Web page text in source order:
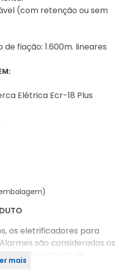
(com retenção ou sem
fiação: 1.600m. lineares
Elétrica Ecr-18 Plus
os eletrificadores para
são considerados os
mais entende do
mais